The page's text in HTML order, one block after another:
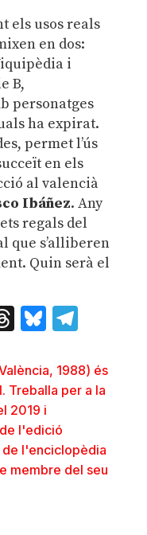
els usos reals
en dos:
i
B,
personatges
ha expirat.
permet l’ús
en els
al valencià
Ibáñez. Any
regals del
que s’alliberen
Quin serà el
Threads
Bluesky
1988) és
Treballa per a la
2019 i
l'edició
de l'enciclopèdia
membre del seu